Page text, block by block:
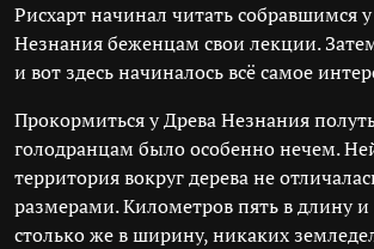
Рисхарт начинал читать собравшимся
Незнания беженцам свои лекции.
и вот здесь начиналось всё самое
Прокормиться у Древа Незнания
голодранцам было особенно нечем.
территория вокруг дерева не
размерами. Километров пять в длину
столько же в ширину, никаких